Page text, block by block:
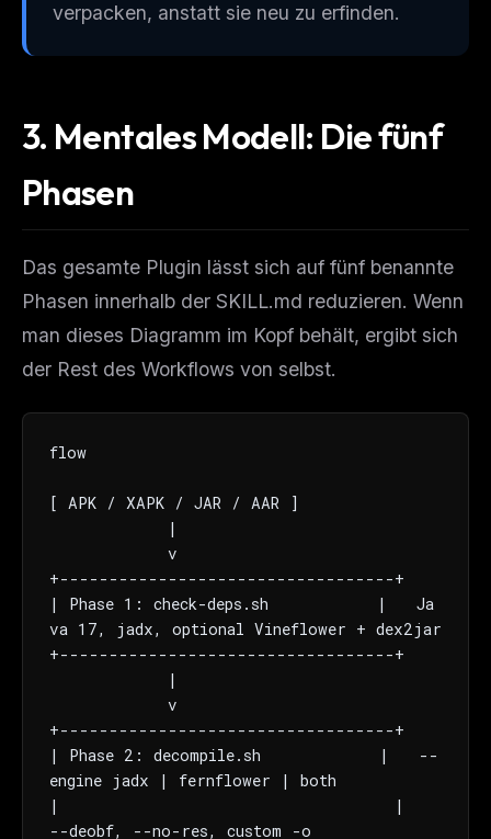
verpacken, anstatt sie neu zu erfinden.
3. Mentales Modell: Die fünf
Phasen
Das gesamte Plugin lässt sich auf fünf benannte
Phasen innerhalb der SKILL.md reduzieren. Wenn
man dieses Diagramm im Kopf behält, ergibt sich
der Rest des Workflows von selbst.
flow
[ APK / XAPK / JAR / AAR ]
+----------------------------------+
| Phase 1: check-deps.sh           |   Ja
va 17, jadx, optional Vineflower + dex2jar
+----------------------------------+
+----------------------------------+
| Phase 2: decompile.sh            |   --
engine jadx | fernflower | both
|                                  |
--deobf, --no-res, custom -o